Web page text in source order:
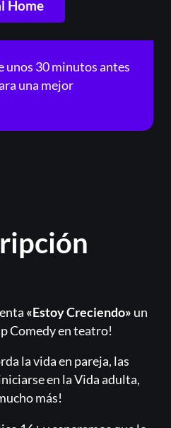
Home
unos 30 minutos antes
una mejor
«Estoy Creciendo» un
Comedy en teatro!
la vida en pareja, las
en la Vida adulta,
más!
la contraseña?